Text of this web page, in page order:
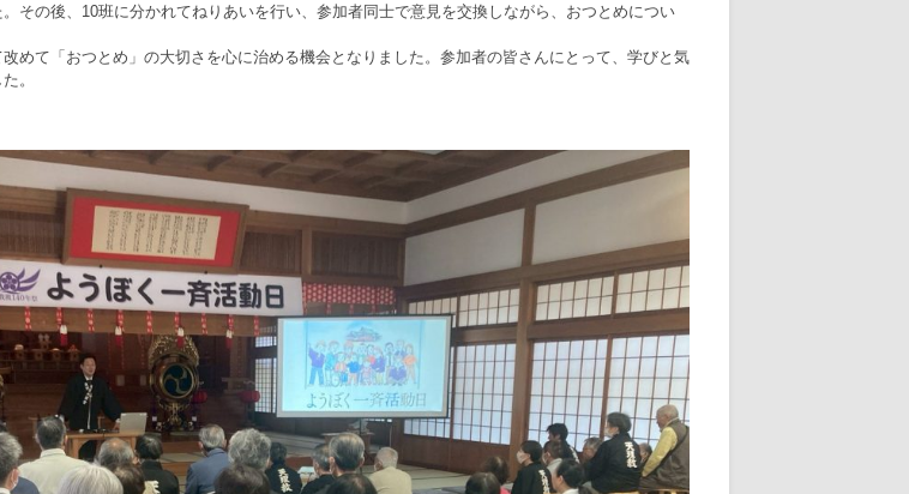
その後、10班に分かれてねりあいを行い、参加者同士で意見を交換しながら、おつとめについ
めて「おつとめ」の大切さを心に治める機会となりました。参加者の皆さんにとって、学びと気
。